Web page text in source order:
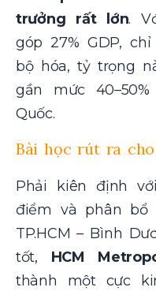
trưởng rất lớn.
góp 27% GDP,
bộ hóa, tỷ trọng
gần mức
Quốc.
Bài học rút ra
Phải kiên định
điểm và phân bổ
TP.HCM – Bình
tốt, HCM
thành một cực